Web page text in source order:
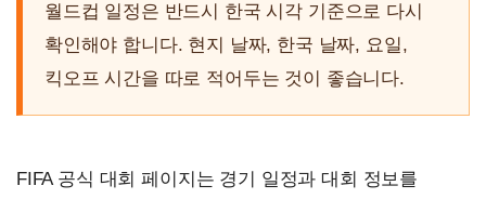
월드컵 일정은 반드시 한국 시각 기준으로 다시
확인해야 합니다. 현지 날짜, 한국 날짜, 요일,
킥오프 시간을 따로 적어두는 것이 좋습니다.
FIFA 공식 대회 페이지는 경기 일정과 대회 정보를